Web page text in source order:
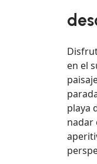
en el
playa
nadar